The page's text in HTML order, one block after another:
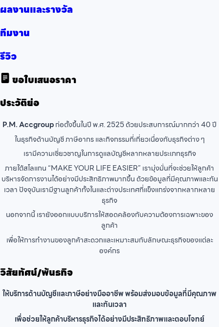
ผลงานและรางวัล
ทีมงาน
รีวิว
ขอใบเสนอราคา
ประวัติย่อ
P.M. Accgroupก่อตั้งขึ้นในปี พ.ศ. 2525 ด้วยประสบการณ์มากกว่า 40 ปี
ในธุรกิจด้านบัญชี ภาษีอากร และกิจกรรมที่เกี่ยวเนื่องกับธุรกิจต่าง ๆ
เรามีความเชี่ยวชาญในการดูแลบัญชีหลากหลายประเภทธุรกิจ
ภายใต้สโลแกน “MAKE YOUR LIFE EASIER” เรามุ่งมั่นที่จะช่วยให้ลูกค้า
บริหารจัดการงานได้อย่างมีประสิทธิภาพมากขึ้น ด้วยข้อมูลที่มีคุณภาพและทัน
เวลา ปัจจุบันเรามีฐานลูกค้าทั้งในและต่างประเทศที่แข็งแกร่งจากหลากหลาย
ธุรกิจ
นอกจากนี้ เรายังออกแบบบริการให้สอดคล้องกับความต้องการเฉพาะของ
ลูกค้า
เพื่อให้การทำงานของลูกค้าสะดวกและเหมาะสมกับลักษณะธุรกิจของแต่ละ
องค์กร
วิสัยทัศน์/พันธกิจ
ให้บริการด้านบัญชีและภาษีอย่างมืออาชีพ พร้อมส่งมอบข้อมูลที่มีคุณภาพ
และทันเวลา
เพื่อช่วยให้ลูกค้าบริหารธุรกิจได้อย่างมีประสิทธิภาพและตอบโจทย์